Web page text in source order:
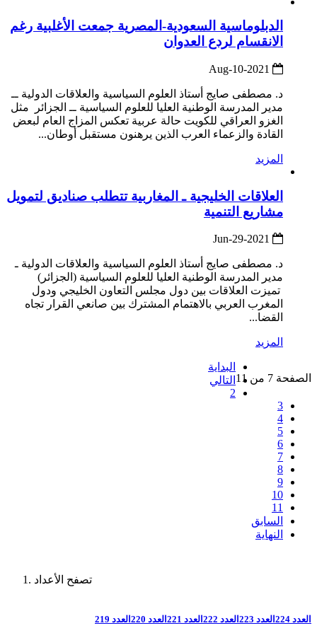
الدبلوماسية السعودية-المصرية جمعت الأغلبية رغم
الانقسام لردع العدوان
د. مصطفى صايج أستاذ العلوم السياسية والعلاقات الدولية ــ
مدير المدرسة الوطنية العليا للعلوم السياسية ــ الجزائر مثل
الغزو العراقي للكويت حالة عربية تعكس المزاج العام لبعض
القادة والزعماء العرب الذين يرهنون مستقبل أوطان...
المزيد
العلاقات الخليجية ـ المغاربية تتطلب صناديق لتمويل
مشاريع التنمية
د. مصطفى صايج أستاذ العلوم السياسية والعلاقات الدولية ـ
مدير المدرسة الوطنية العليا للعلوم السياسية (الجزائر)
تميزت العلاقات بين دول مجلس التعاون الخليجي ودول
المغرب العربي بالاهتمام المشترك بين صانعي القرار تجاه
القضا...
المزيد
الصفحة 7 من 11
البداية
التالي
2
3
4
5
6
7
8
9
10
11
السابق
النهاية
تصفح الأعداد
العدد 224 العدد 223 العدد 222 العدد 221 العدد 220 العدد 219